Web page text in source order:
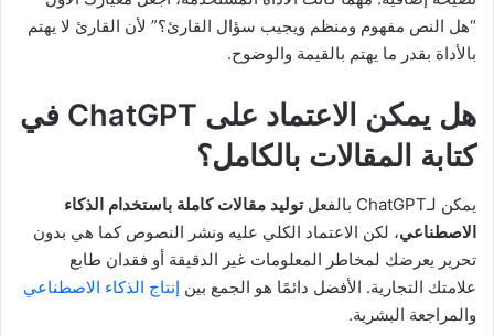
“هل النص مفهوم ومنظم ويجيب سؤال القارئ؟” لأن القارئ لا يهتم
بالأداة بقدر ما يهتم بالقيمة والوضوح.
هل يمكن الاعتماد على ChatGPT في
كتابة المقالات بالكامل؟
يمكن لـChatGPT بالفعل
توليد مقالات كاملة باستخدام الذكاء
الاصطناعي، لكن الاعتماد الكلي عليه ونشر النصوص كما هي بدون
تحرير يعرضك لمخاطر المعلومات غير الدقيقة أو فقدان طابع
علامتك التجارية. الأفضل دائمًا هو الجمع بين إنتاج الذكاء الاصطناعي
والمراجعة البشرية.